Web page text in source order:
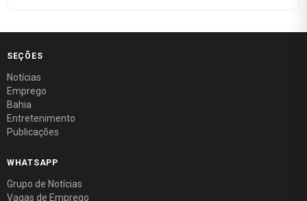
SEÇÕES
Notícias
Emprego
Bahia
Entretenimento
Publicações
WHATSAPP
Grupo de Notícias
Vagas de Emprego